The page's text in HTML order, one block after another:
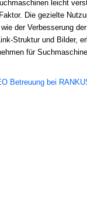
leicht
Die gezielte
der Verbesserung
Struktur und Bilder,
für
Betreuung bei